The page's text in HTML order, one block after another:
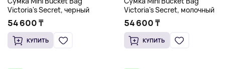
Victoria's Secret, черный
54 600 ₸
КУПИТЬ
Victoria's Secret, молочный
54 600 ₸
КУПИТЬ